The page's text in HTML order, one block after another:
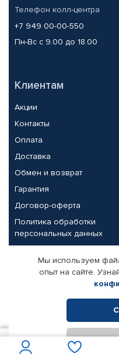
Телефон колл-центра
+7 949 00-00-550
Пн-Вс с 9.00 до 18.00
Клиентам
Акции
Контакты
Оплата
Доставка
Обмен и возврат
Гарантия
Договор-оферта
Политика обработки
персональных данных
Партнерам
Корпоративным клиентам
Поставщикам
© КАМАЗ ЦЕНТР ДОНЕЦК,
Интернет-магазин
Мы используем
опыт на сайте.